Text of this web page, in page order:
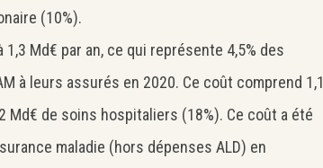
(10%).
1,3 Md€ par an, ce qui représente 4,5% des
à leurs assurés en 2020. Ce coût comprend 1,1
Md€ de soins hospitaliers (18%). Ce coût a été
maladie (hors dépenses ALD) en